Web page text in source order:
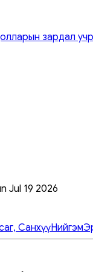
зардал
Jul 19 2026
СанхүүНийгэм